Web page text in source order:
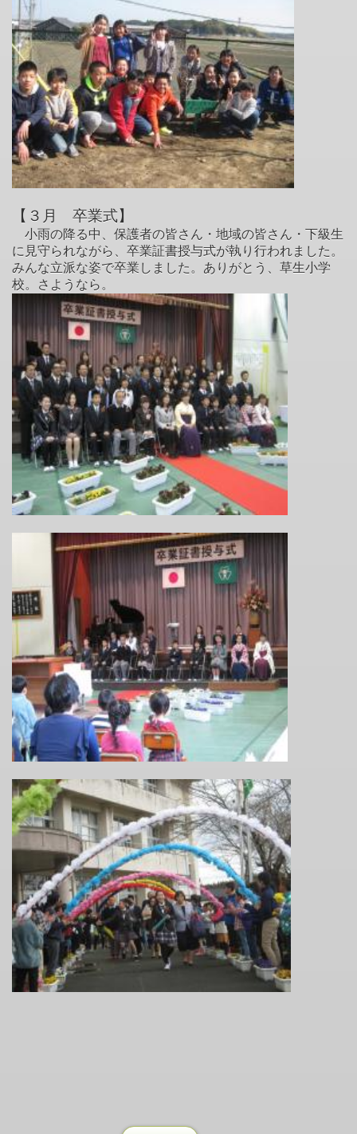
【３月 卒業式】
小雨の降る中、保護者の皆さん・地域の皆さん・下級生
に見守られながら、卒業証書授与式が執り行われました。
みんな立派な姿で卒業しました。ありがとう、草生小学
校。さようなら。